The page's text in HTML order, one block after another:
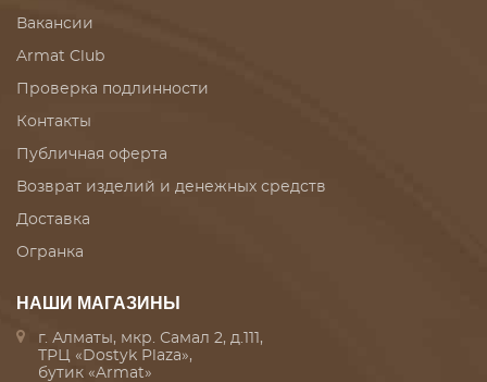
Вакансии
Armat Club
Проверка подлинности
Контакты
Публичная оферта
Возврат изделий и денежных средств
Доставка
Огранка
НАШИ МАГАЗИНЫ
г. Алматы, мкр. Самал 2, д.111,
ТРЦ «Dostyk Plaza»,
бутик «Armat»